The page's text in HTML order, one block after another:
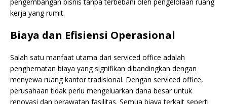
kerja yang rumit.
Biaya dan Efisiensi Operasional
Salah satu manfaat utama dari serviced office adalah
penghematan biaya yang signifikan dibandingkan dengan
menyewa ruang kantor tradisional. Dengan serviced office,
perusahaan tidak perlu mengeluarkan dana besar untuk
renovasi dan perawatan fasilitas. Semua biaya terkait seperti